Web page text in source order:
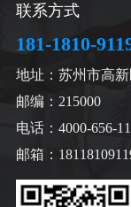
联系方式
181-1810-
地址：苏州市高
邮编：215000
电话：4000-656-
邮箱：